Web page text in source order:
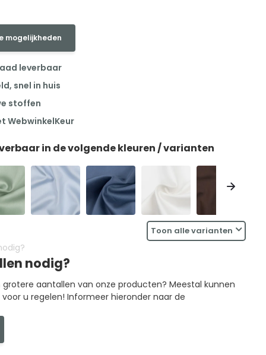
mogelijkheden
leverbaar
snel in huis
stoffen
WebwinkelKeur
in de volgende kleuren / varianten
Toon alle varianten
nodig?
grotere aantallen van onze producten? Meestal kunnen
u regelen! Informeer hieronder naar de